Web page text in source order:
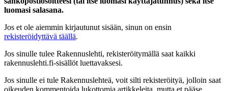
luomasi salasana.
Jos et ole aiemmin kirjautunut sisään, sinun on ensin
rekisteröidyttävä täällä.
Jos sinulle tulee Rakennuslehti, rekisteröitymällä saat kaikki
rakennuslehti.fi-sisällöt luettavaksesi.
Jos sinulle ei tule Rakennuslehteä, voit silti rekisteröityä, jolloin saat
oikeuden kommentoida lukottomia artikkeleita, mutta et pääse